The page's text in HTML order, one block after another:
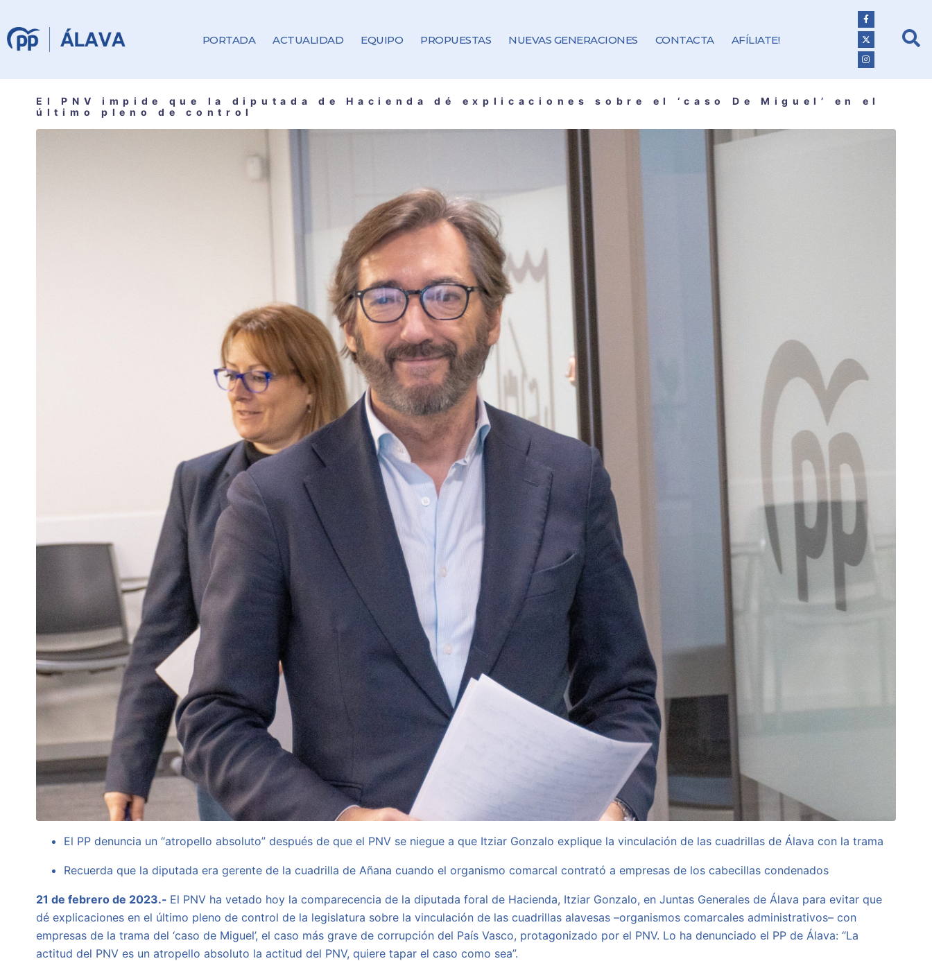
PORTADA ACTUALIDAD EQUIPO PROPUESTAS NUEVAS GENERACIONES CONTACTA AFÍLIATE!
El PNV impide que la diputada de Hacienda dé explicaciones sobre el ‘caso De Miguel’ en el
último pleno de control
El PP denuncia un “atropello absoluto” después de que el PNV se niegue a que Itziar Gonzalo explique la vinculación de las cuadrillas de Álava con la trama
Recuerda que la diputada era gerente de la cuadrilla de Añana cuando el organismo comarcal contrató a empresas de los cabecillas condenados
21 de febrero de 2023.- El PNV ha vetado hoy la comparecencia de la diputada foral de Hacienda, Itziar Gonzalo, en Juntas Generales de Álava para evitar que
dé explicaciones en el último pleno de control de la legislatura sobre la vinculación de las cuadrillas alavesas –organismos comarcales administrativos– con
empresas de la trama del ‘caso de Miguel’, el caso más grave de corrupción del País Vasco, protagonizado por el PNV. Lo ha denunciado el PP de Álava: “La
actitud del PNV es un atropello absoluto la actitud del PNV, quiere tapar el caso como sea”.